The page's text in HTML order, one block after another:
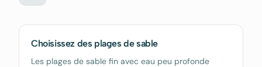
Choisissez des plages de sable
Les plages de sable fin avec eau peu profonde